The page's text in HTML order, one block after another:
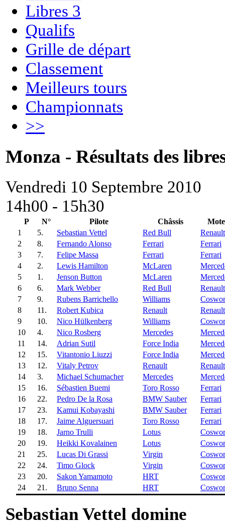
Libres 3
Qualifs
Grille de départ
Classement
Meilleurs tours
Championnats
>>
Monza - Résultats des
Vendredi 10 Septembre 2010
14h00 - 15h30
P N° Pilote Châssis
1
5. Sebastian Vettel Red Bull
Renault
2
8. Fernando Alonso Ferrari
Ferrari
3
7. Felipe Massa Ferrari
Ferrari
4
2. Lewis Hamilton McLaren
5
1. Jenson Button McLaren
6
6. Mark Webber Red Bull
Renault
7
9. Rubens Barrichello Williams
8
11. Robert Kubica Renault
Renault
9
10. Nico Hülkenberg Williams
10
4. Nico Rosberg Mercedes
11
14. Adrian Sutil Force India
12
15. Vitantonio Liuzzi Force India
13
12. Vitaly Petrov Renault
Renault
14
3. Michael Schumacher Mercedes
15
16. Sébastien Buemi Toro Rosso
Ferrari
16
22. Pedro De la Rosa BMW Sauber
Ferrari
17
23. Kamui Kobayashi BMW Sauber
Ferrari
18
17. Jaime Alguersuari Toro Rosso
Ferrari
19
18. Jarno Trulli Lotus
20
19. Heikki Kovalainen Lotus
21
25. Lucas Di Grassi Virgin
22
24. Timo Glock Virgin
23
20. Sakon Yamamoto HRT
24
21. Bruno Senna HRT
Sebastian Vettel domine